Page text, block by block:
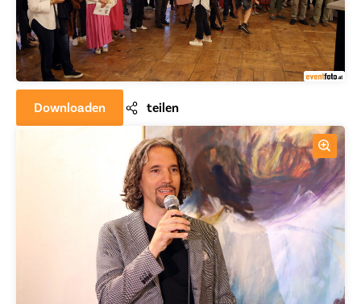
Downloaden teilen